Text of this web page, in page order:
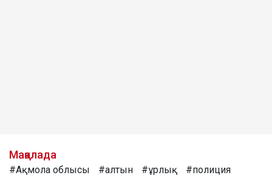
Мақалада
#Ақмола облысы #алтын #ұрлық
#полиция